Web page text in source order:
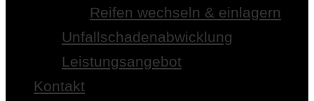
Reifen wechseln & einlagern
Unfallschadenabwicklung
Leistungsangebot
Kontakt